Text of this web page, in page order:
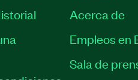
Acerca de
Empleos en
Sala de